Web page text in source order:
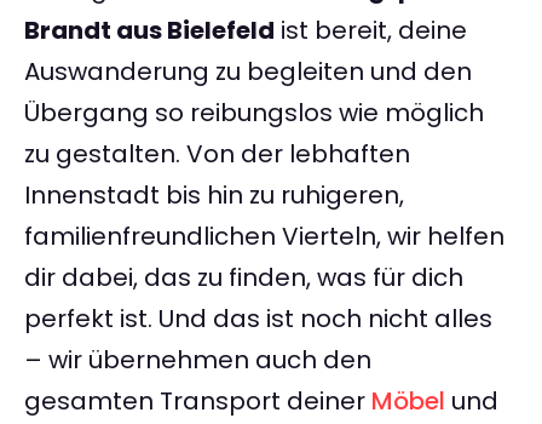
Brandt aus Bielefeld ist bereit, deine
Auswanderung zu begleiten und den
Übergang so reibungslos wie möglich
zu gestalten. Von der lebhaften
Innenstadt bis hin zu ruhigeren,
familienfreundlichen Vierteln, wir helfen
dir dabei, das zu finden, was für dich
perfekt ist. Und das ist noch nicht alles
– wir übernehmen auch den
gesamten Transport deiner Möbel und